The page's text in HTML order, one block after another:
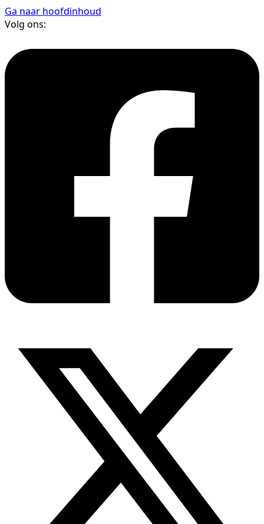
Ga naar hoofdinhoud
Volg ons: